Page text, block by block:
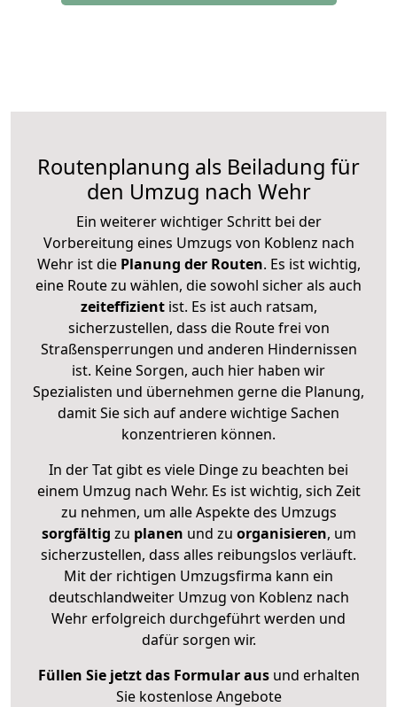
Routenplanung als Beiladung für
den Umzug nach Wehr
Ein weiterer wichtiger Schritt bei der
Vorbereitung eines Umzugs von Koblenz nach
Wehr ist diePlanung der Routen. Es ist wichtig,
eine Route zu wählen, die sowohl sicher als auch
zeiteffizientist. Es ist auch ratsam,
sicherzustellen, dass die Route frei von
Straßensperrungen und anderen Hindernissen
ist. Keine Sorgen, auch hier haben wir
Spezialisten und übernehmen gerne die Planung,
damit Sie sich auf andere wichtige Sachen
konzentrieren können.
In der Tat gibt es viele Dinge zu beachten bei
einem Umzug nach Wehr. Es ist wichtig, sich Zeit
zu nehmen, um alle Aspekte des Umzugs
sorgfältig zu planen und zu organisieren, um
sicherzustellen, dass alles reibungslos verläuft.
Mit der richtigen Umzugsfirma kann ein
deutschlandweiter Umzug von Koblenz nach
Wehr erfolgreich durchgeführt werden und
dafür sorgen wir.
Füllen Sie jetzt das Formular ausund erhalten
Sie kostenlose Angebote